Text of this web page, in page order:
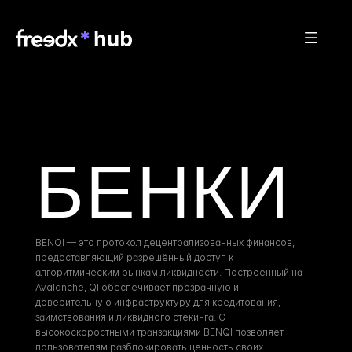
БЕНКИ
BENQI — это протокол децентрализованных финансов,
предоставляющий разрешённый доступ к
алгоритмическим рынкам ликвидности. Построенный на
Avalanche, QI обеспечивает прозрачную и
доверительную инфраструктуру для кредитования,
заимствования и ликвидного стекинга. С
высокоскоростными транзакциями BENQI позволяет
пользователям разблокировать ценность своих